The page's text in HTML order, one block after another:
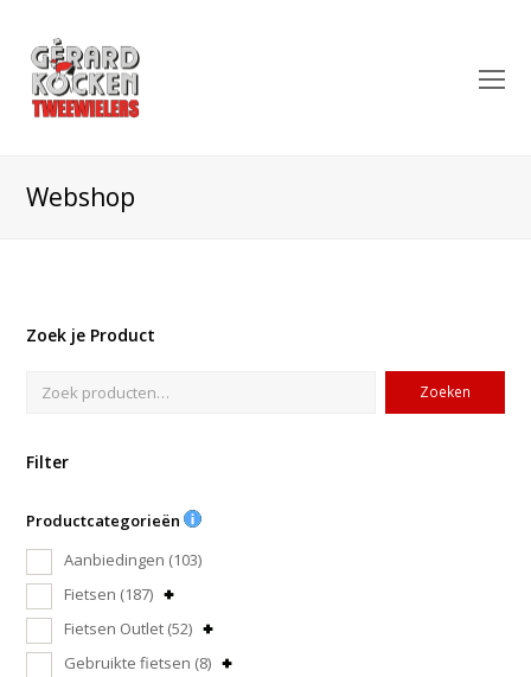
Webshop
Zoek je Product
Zoeken
Filter
Productcategorieën
Aanbiedingen (103)
Fietsen (187)
Fietsen Outlet (52)
Gebruikte fietsen (8)